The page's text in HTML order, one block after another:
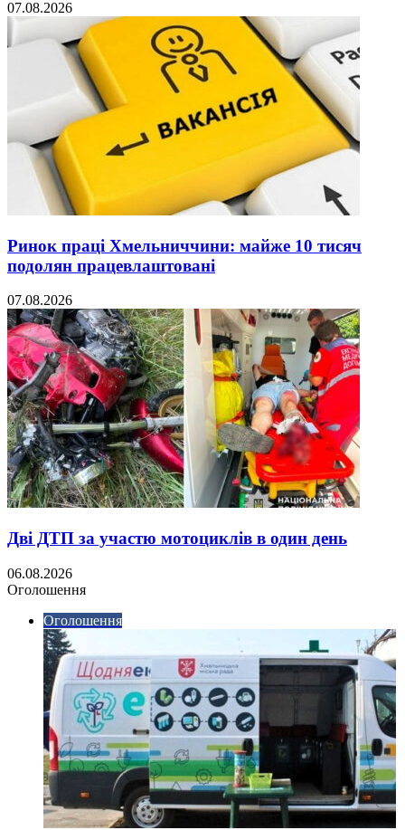
07.08.2026
Ринок праці Хмельниччини: майже 10 тисяч
подолян працевлаштовані
07.08.2026
Дві ДТП за участю мотоциклів в один день
06.08.2026
Оголошення
Оголошення